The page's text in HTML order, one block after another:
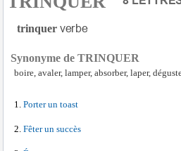
trinquer
Synonyme de TRINQUER
boire, avaler, lamper, absorber, laper,
Porter un toast
Fêter un succès